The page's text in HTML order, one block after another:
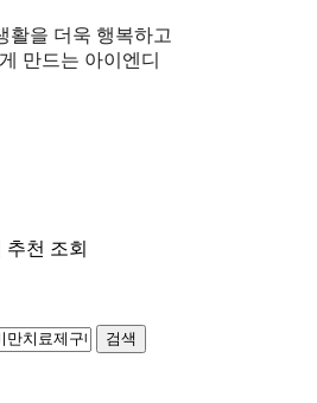
활을 더욱 행복하고
만드는 아이엔디
추천 조회
검색